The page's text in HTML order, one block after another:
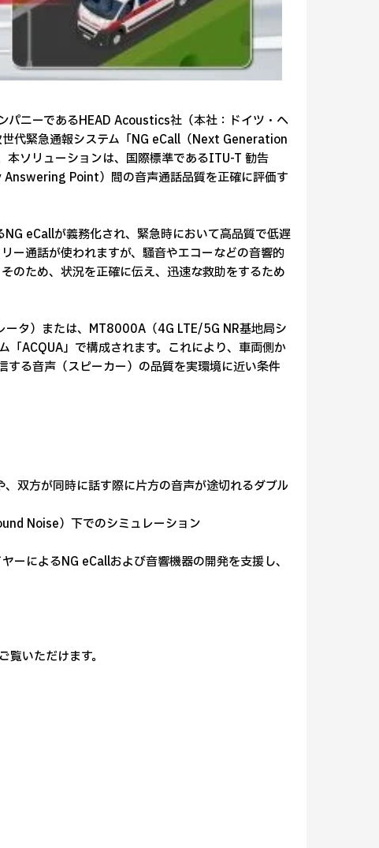
パニーであるHEAD Acoustics社（本社：ドイツ・ヘ
代緊急通報システム「NG eCall（Next Generation
ソリューションは、国際標準であるITU-T 勧告
Point）間の音声通話品質を正確に評価す
eCallが義務化され、緊急時において高品質で低遅
ー通話が使われますが、騒音やエコーなどの音響的
のため、状況を正確に伝え、迅速な救助をするため
タ）または、MT8000A（4G LTE/5G NR基地局シ
ACQUA」で構成されます。これにより、車両側か
する音声（スピーカー）の品質を実環境に近い条件
双方が同時に話す際に片方の音声が途切れるダブル
Noise）下でのシミュレーション
ーによるNG eCallおよび音響機器の開発を支援し、
いただけます。